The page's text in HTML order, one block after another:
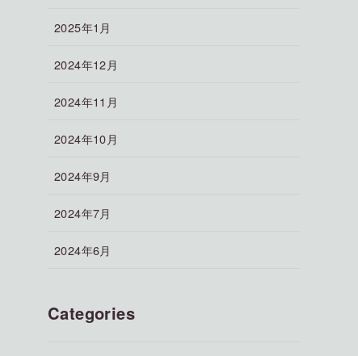
2025年1月
2024年12月
2024年11月
2024年10月
2024年9月
2024年7月
2024年6月
Categories